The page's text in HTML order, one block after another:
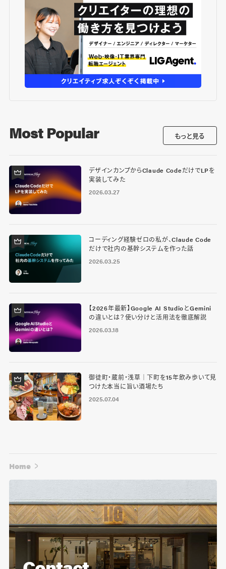
Most Popular もっと見る
デザインカンプからClaude CodeだけでLPを
実装してみた
2026.03.27
コーディング経験ゼロの私が、Claude Code
だけで社内の基幹システムを作った話
2026.03.25
【2026年最新】Google AI StudioとGemini
の違いとは？使い分けと活用法を徹底解説
2026.03.18
御徒町・蔵前・浅草｜下町を15年飲み歩いて見
つけた本当に旨い酒場たち
2025.07.04
Home